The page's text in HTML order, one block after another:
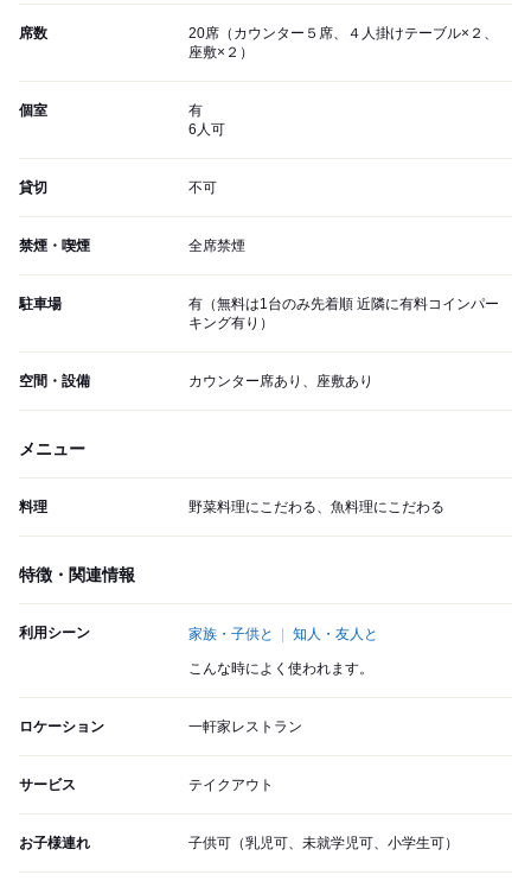
席数
20席（カウンター５席、４人掛けテーブル×２、
座敷×２）
個室
有
6人可
貸切 不可
禁煙・喫煙 全席禁煙
駐車場
有（無料は1台のみ先着順 近隣に有料コインパー
キング有り）
空間・設備 カウンター席あり、座敷あり
メニュー
料理 野菜料理にこだわる、魚料理にこだわる
特徴・関連情報
利用シーン 家族・子供と 知人・友人と
こんな時によく使われます。
ロケーション 一軒家レストラン
サービス テイクアウト
お子様連れ 子供可（乳児可、未就学児可、小学生可）